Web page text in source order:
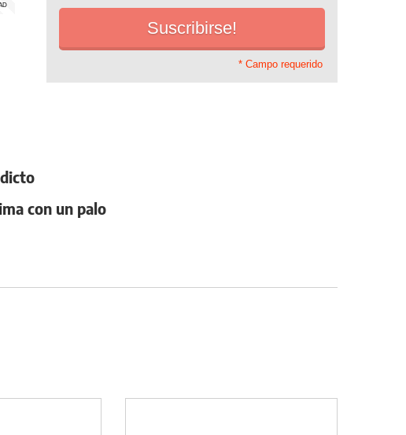
* Campo requerido
con un palo